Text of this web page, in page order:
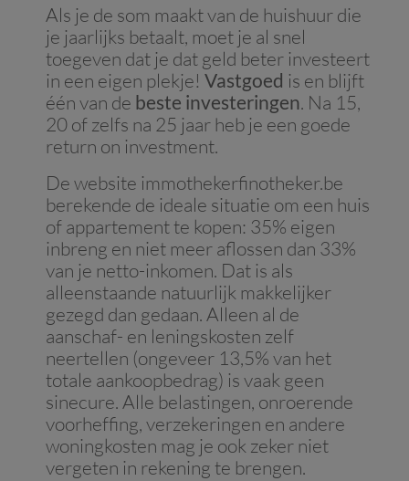
Als je de som maakt van de huishuur die
je jaarlijks betaalt, moet je al snel
toegeven dat je dat geld beter investeert
in een eigen plekje! Vastgoed is en blijft
één van de beste investeringen. Na 15,
20 of zelfs na 25 jaar heb je een goede
return on investment.
De website immothekerfinotheker.be
berekende de ideale situatie om een huis
of appartement te kopen: 35% eigen
inbreng en niet meer aflossen dan 33%
van je netto-inkomen. Dat is als
alleenstaande natuurlijk makkelijker
gezegd dan gedaan. Alleen al de
aanschaf- en leningskosten zelf
neertellen (ongeveer 13,5% van het
totale aankoopbedrag) is vaak geen
sinecure. Alle belastingen, onroerende
voorheffing, verzekeringen en andere
woningkosten mag je ook zeker niet
vergeten in rekening te brengen.